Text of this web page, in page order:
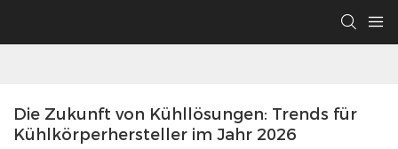
Die Zukunft von Kühllösungen: Trends für
Kühlkörperhersteller im Jahr 2026